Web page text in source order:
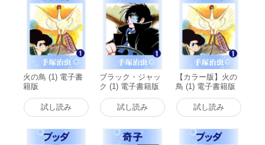
火の鳥 (1) 電子書
籍版
試し読み
ブラック・ジャッ
ク (1) 電子書籍版
試し読み
【カラー版】火の
鳥 (1) 電子書籍版
試し読み